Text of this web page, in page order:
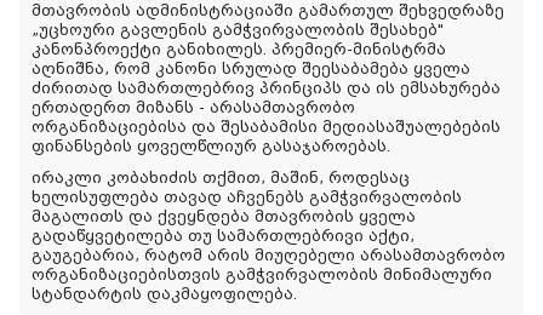
მთავრობის ადმინისტრაციაში გამართულ შეხვედრაზე
„უცხოური გავლენის გამჭვირვალობის შესახებ"
კანონპროექტი განიხილეს. პრემიერ-მინისტრმა
აღნიშნა, რომ კანონი სრულად შეესაბამება ყველა
ძირითად სამართლებრივ პრინციპს და ის ემსახურება
ერთადერთ მიზანს - არასამთავრობო
ორგანიზაციებისა და შესაბამისი მედიასაშუალებების
ფინანსების ყოველწლიურ გასაჯაროებას.
ირაკლი კობახიძის თქმით, მაშინ, როდესაც
ხელისუფლება თავად აჩვენებს გამჭვირვალობის
მაგალითს და ქვეყნდება მთავრობის ყველა
გადაწყვეტილება თუ სამართლებრივი აქტი,
გაუგებარია, რატომ არის მიუღებელი არასამთავრობო
ორგანიზაციებისთვის გამჭვირვალობის მინიმალური
სტანდარტის დაკმაყოფილება.